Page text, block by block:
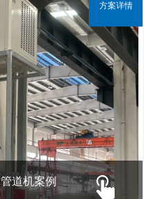
道机案例
方案详情